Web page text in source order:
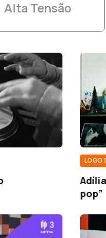
Alta Tensão
LOGO
pop”